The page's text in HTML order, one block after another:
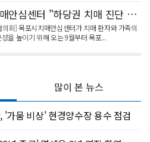
목포시치매안심센터 "하당권 치매 진단 확대" 목포기독병원 협력의사 위촉
회] 목포시치매안심센터가 치매 환자와 가족의
을 높이기 위해 오는 9월부터 목포...
'가뭄 비상' 현경양수장 용수 점검
많이 본 뉴스